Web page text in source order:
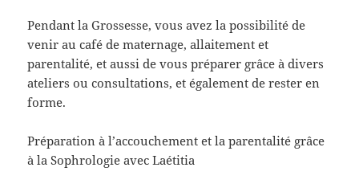
Pendant la Grossesse, vous avez la possibilité de
venir au café de maternage, allaitement et
parentalité, et aussi de vous préparer grâce à divers
ateliers ou consultations, et également de rester en
forme.
Préparation à l’accouchement et la parentalité grâce
à la Sophrologie avec Laétitia